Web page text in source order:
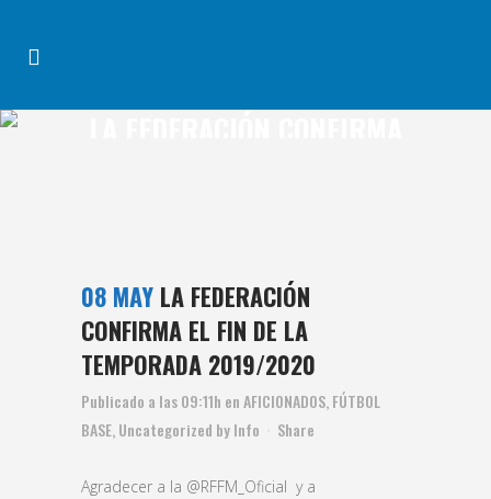
08 MAY LA FEDERACIÓN
CONFIRMA EL FIN DE LA
TEMPORADA 2019/2020
Publicado a las 09:11h enAFICIONADOS FÚTBOL
BASE Uncategorized byInfo Share
Agradecer a la @RFFM_Oficial y a